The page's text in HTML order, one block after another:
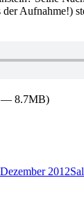
Aufnahme!)
— 8.7MB)
2012S